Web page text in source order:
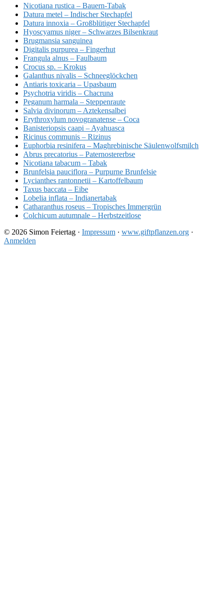
Nicotiana rustica – Bauern-Tabak
Datura metel – Indischer Stechapfel
Datura innoxia – Großblütiger Stechapfel
Hyoscyamus niger – Schwarzes Bilsenkraut
Brugmansia sanguinea
Digitalis purpurea – Fingerhut
Frangula alnus – Faulbaum
Crocus sp. – Krokus
Galanthus nivalis – Schneeglöckchen
Antiaris toxicaria – Upasbaum
Psychotria viridis – Chacruna
Peganum harmala – Steppenraute
Salvia divinorum – Aztekensalbei
Erythroxylum novogranatense – Coca
Banisteriopsis caapi – Ayahuasca
Ricinus communis – Rizinus
Euphorbia resinifera – Maghrebinische Säulenwolfsmilch
Abrus precatorius – Paternostererbse
Nicotiana tabacum – Tabak
Brunfelsia pauciflora – Purpurne Brunfelsie
Lycianthes rantonnetii – Kartoffelbaum
Taxus baccata – Eibe
Lobelia inflata – Indianertabak
Catharanthus roseus – Tropisches Immergrün
Colchicum autumnale – Herbstzeitlose
© 2026 Simon Feiertag · Impressum · www.giftpflanzen.org ·
Anmelden